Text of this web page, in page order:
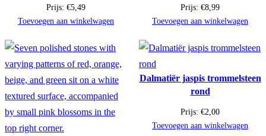
Prijs: €5,49
Toevoegen aan winkelwagen
Prijs: €8,99
Toevoegen aan winkelwagen
Dalmatiër jaspis trommelsteen
rond
Prijs: €2,00
Toevoegen aan winkelwagen